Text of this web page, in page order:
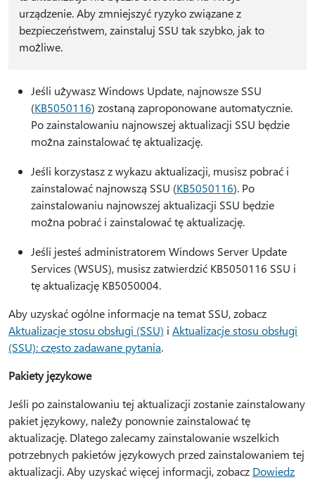
urządzenie. Aby zmniejszyć ryzyko związane z
bezpieczeństwem, zainstaluj SSU tak szybko, jak to
możliwe.
Jeśli używasz Windows Update, najnowsze SSU
(KB5050116) zostaną zaproponowane automatycznie.
Po zainstalowaniu najnowszej aktualizacji SSU będzie
można zainstalować tę aktualizację.
Jeśli korzystasz z wykazu aktualizacji, musisz pobrać i
zainstalować najnowszą SSU (KB5050116). Po
zainstalowaniu najnowszej aktualizacji SSU będzie
można pobrać i zainstalować tę aktualizację.
Jeśli jesteś administratorem Windows Server Update
Services (WSUS), musisz zatwierdzić KB5050116 SSU i
tę aktualizację KB5050004.
Aby uzyskać ogólne informacje na temat SSU, zobacz
Aktualizacje stosu obsługi (SSU) i Aktualizacje stosu obsługi
(SSU): często zadawane pytania.
Pakiety językowe
Jeśli po zainstalowaniu tej aktualizacji zostanie zainstalowany
pakiet językowy, należy ponownie zainstalować tę
aktualizację. Dlatego zalecamy zainstalowanie wszelkich
potrzebnych pakietów językowych przed zainstalowaniem tej
aktualizacji. Aby uzyskać więcej informacji, zobacz Dowiedz